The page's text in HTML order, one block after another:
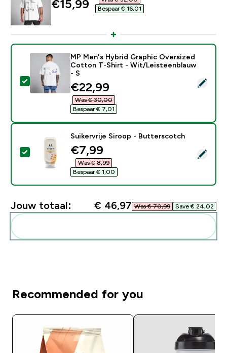
discounted price
€15,99‎
Bespaar € 16,01‎
Selecteer dit product - MP Men's Hybrid Graphic
MP Men's Hybrid Graphic Oversized
Cotton T-Shirt - Wit/Leisteenblauw
- S
discounted price
€22,99‎
Was € 30,00‎
Bespaar € 7,01‎
Selecteer dit product - Suikervrije Siroop -
Suikervrije Siroop - Butterscotch
discounted price
€7,99‎
Was € 8,99‎
Bespaar € 1,00‎
Jouw totaal: € 46,97‎ Was € 70,99‎ Save € 24,02‎
Recommended for you